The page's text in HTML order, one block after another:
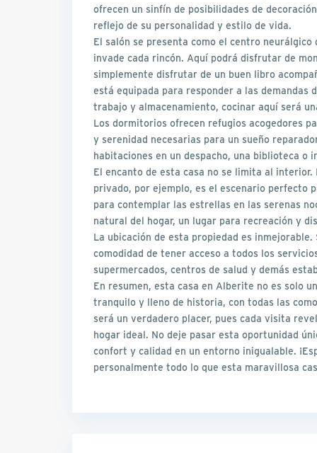
ofrecen un sinfín de posibilidades de
reflejo de su personalidad y estilo de vida.
El salón se presenta como el centro
invade cada rincón. Aquí podrá disfrutar de
simplemente disfrutar de un buen libro
está equipada para responder a las demandas
trabajo y almacenamiento, cocinar aquí será
Los dormitorios ofrecen refugios acogedores
y serenidad necesarias para un sueño
habitaciones en un despacho, una biblioteca o
El encanto de esta casa no se limita al
privado, por ejemplo, es el escenario perfecto
para contemplar las estrellas en las serenas
natural del hogar, un lugar para recreación y
La ubicación de esta propiedad es
comodidad de tener acceso a todos los
supermercados, centros de salud y demás
En resumen, esta casa en Alberite no es solo
tranquilo y lleno de historia, con todas las
será un verdadero placer, pues cada visita
hogar ideal. No deje pasar esta oportunidad
confort y calidad en un entorno inigualable.
personalmente todo lo que esta maravillosa